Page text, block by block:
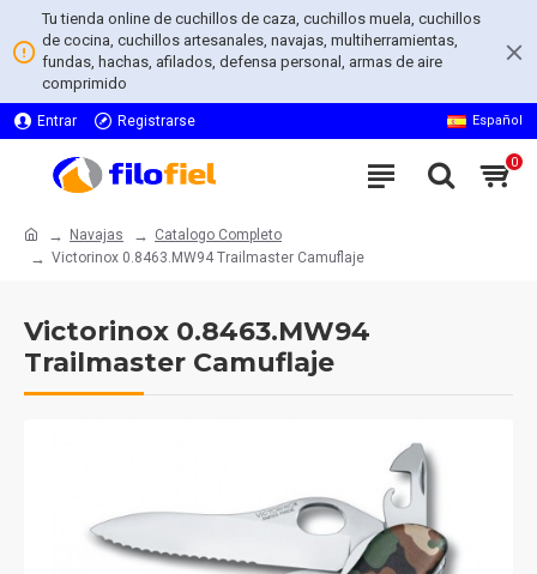
Tu tienda online de cuchillos de caza, cuchillos muela, cuchillos
de cocina, cuchillos artesanales, navajas, multiherramientas,
fundas, hachas, afilados, defensa personal, armas de aire
comprimido
Entrar Registrarse Español
0
Navajas
Catalogo Completo
Victorinox 0.8463.MW94 Trailmaster Camuflaje
Victorinox 0.8463.MW94
Trailmaster Camuflaje